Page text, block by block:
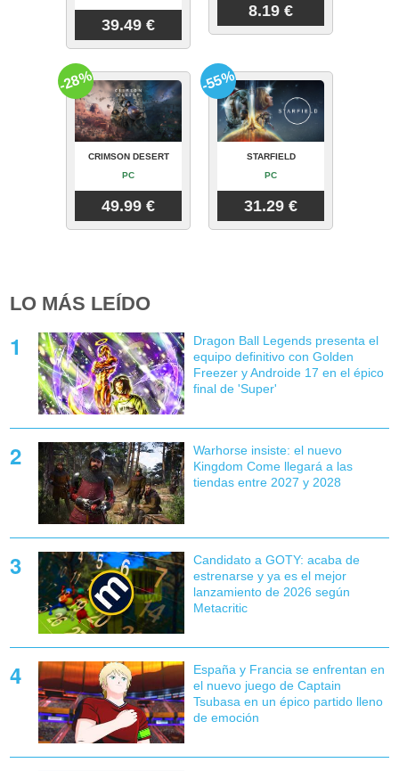
39.49 €
8.19 €
CRIMSON DESERT
PC
49.99 €
-28%
STARFIELD
PC
31.29 €
-55%
LO MÁS LEÍDO
Dragon Ball Legends presenta el
equipo definitivo con Golden
Freezer y Androide 17 en el épico
final de 'Super'
Warhorse insiste: el nuevo
Kingdom Come llegará a las
tiendas entre 2027 y 2028
Candidato a GOTY: acaba de
estrenarse y ya es el mejor
lanzamiento de 2026 según
Metacritic
España y Francia se enfrentan en
el nuevo juego de Captain
Tsubasa en un épico partido lleno
de emoción